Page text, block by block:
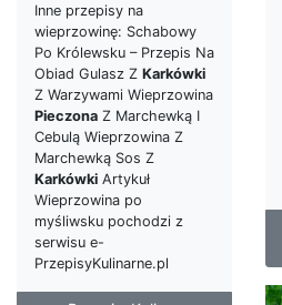
Inne przepisy na
wieprzowinę: Schabowy
Po Królewsku – Przepis Na
Obiad Gulasz Z Karkówki
Z Warzywami Wieprzowina
Pieczona Z Marchewką I
Cebulą Wieprzowina Z
Marchewką Sos Z
Karkówki Artykuł
Wieprzowina po
myśliwsku pochodzi z
serwisu e-
PrzepisyKulinarne.pl